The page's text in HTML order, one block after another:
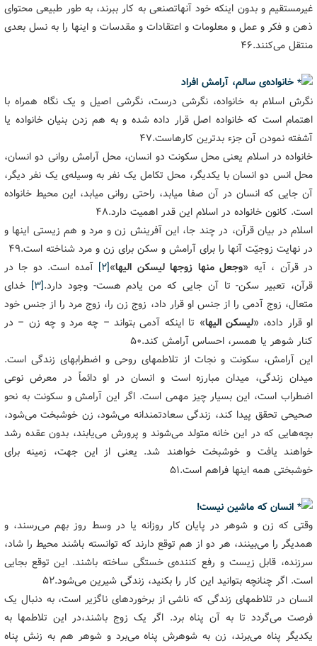
غیرمستقیم و بدون اینکه خود آنهاتصنعی به کار ببرند، به طور طبیعی محتوای
ذهن و فکر و عمل و معلومات و اعتقادات و مقدسات و اینها را به نسل بعدی
منتقل می‌کنند.۴۶
خانواده‌ی سالم، آرامش افراد
نگرش اسلام به خانواده، نگرشی درست، نگرشی اصیل و یک نگاه همراه با
اهتمام است که خانواده اصل قرار داده شده و به هم زدن بنیان خانواده یا
آشفته نمودن آن جزء بدترین کارهاست.۴۷
خانواده در اسلام یعنی محل سکونت دو انسان، محل آرامش روانی دو انسان،
محل انس دو انسان با یکدیگر، محل تکامل یک نفر به وسیله‌ی یک نفر دیگر،
آن جایی که انسان در آن صفا میابد، راحتی روانی میابد، این محیط خانواده
است. کانون خانواده در اسلام این قدر اهمیت دارد.۴۸
اسلام در بیان قرآن، در چند جا، این آفرینش زن و مرد و هم زیستی اینها و
در نهایت زوجیّت آنها را برای آرامش و سکن برای زن و مرد شناخته است.۴۹
در قرآن ، آیه «وجعل منها زوجها لیسکن الیها»[۲] آمده است. دو جا در
قرآن، تعبیر سکن- تا آن جایی که من یادم هست- وجود دارد.[۳] خدای
متعال، زوج آدمی را از جنس او قرار داد، زوج زن را، زوج مرد را از جنس خود
او قرار داده، «لیسکن الیها» تا اینکه آدمی بتواند – چه مرد و چه زن – در
کنار شوهر یا همسر، احساس آرامش کند.۵۰
این آرامش، سکونت و نجات از تلاطمهای روحی و اضطرابهای زندگی است.
میدان زندگی، میدان مبارزه است و انسان در او دائماً در معرض نوعی
اضطراب است، این بسیار چیز مهمی است. اگر این آرامش و سکونت به نحو
صحیحی تحقق پیدا کند، زندگی سعادتمندانه می‌شود، زن خوشبخت می‌شود،
بچه‌هایی که در این خانه متولد می‌شوند و پرورش می‌یابند، بدون عقده رشد
خواهند یافت و خوشبخت خواهند شد. یعنی از این جهت، زمینه برای
خوشبختی همه اینها فراهم است.۵۱
انسان که ماشین نیست!
وقتی که زن و شوهر در پایان کار روزانه یا در وسط روز بهم می‌رسند، و
همدیگر را می‌بینند، هر دو از هم توقع دارند که توانسته باشند محیط را شاد،
سرزنده، قابل زیست و رفع کننده‌ی خستگی ساخته باشند. این توقع بجایی
است. اگر چنانچه بتوانید این کار را بکنید، زندگی شیرین می‌شود.۵۲
انسان در تلاطمهای زندگی که ناشی از برخوردهای ناگزیر است، به دنبال یک
فرصت می‌گردد تا به آن پناه برد. اگر یک زوج باشند،در این تلاطمها به
یکدیگر پناه می‌برند، زن به شوهرش پناه می‌برد و شوهر هم به زنش پناه